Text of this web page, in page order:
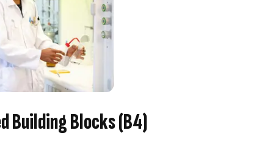
Building Blocks (B4)